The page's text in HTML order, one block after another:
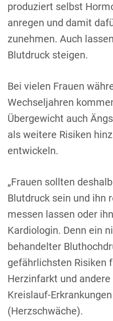
produziert selbst
anregen und damit
zunehmen. Auch
Blutdruck steigen.
Bei vielen Frauen
Wechseljahren
Übergewicht auch
als weitere Risiken
entwickeln.
„Frauen sollten
Blutdruck sein und ihn
messen lassen oder
Kardiologin. Denn ein
behandelter
gefährlichsten Risiken
Herzinfarkt und
Kreislauf-
(Herzschwäche).